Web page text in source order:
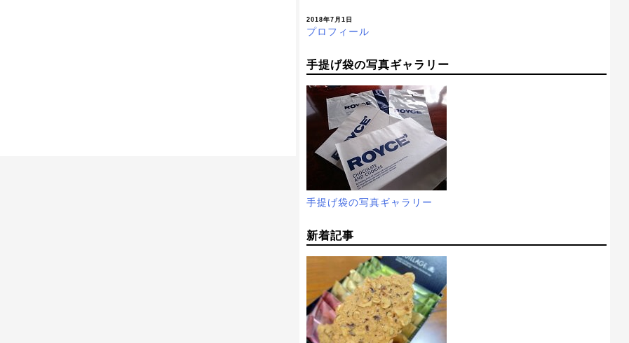
2018年7月1日
プロフィール
手提げ袋の写真ギャラリー
手提げ袋の写真ギャラリー
新着記事